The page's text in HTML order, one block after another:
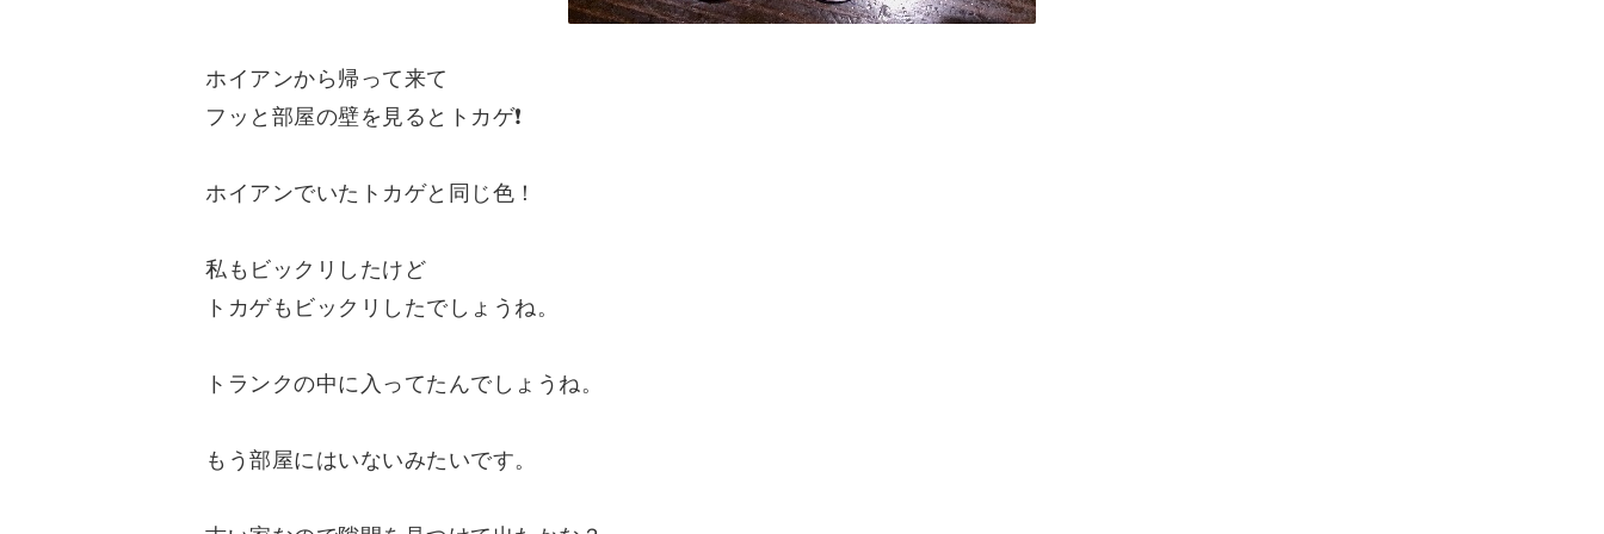
ホイアンから帰って来て
フッと部屋の壁を見るとトカゲ❗️
ホイアンでいたトカゲと同じ色！
私もビックリしたけど
トカゲもビックリしたでしょうね。
トランクの中に入ってたんでしょうね。
もう部屋にはいないみたいです。